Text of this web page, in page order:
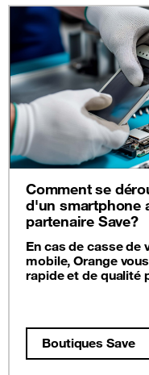
Comment se
d'un smartphone
partenaire Save?
En cas de casse de
mobile, Orange
rapide et de qualité
Boutiques Save